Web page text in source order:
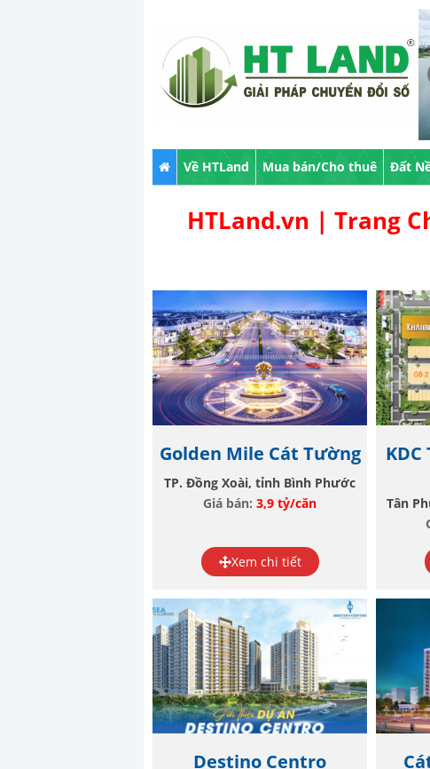
Về HTLand Mua bán/Cho thuê Đất
HTLand.vn | Trang
Golden Mile Cát Tường
TP. Đồng Xoài, tỉnh Bình Phước
Giá bán: 3,9 tỷ/căn
Xem chi tiết
Tân
Destino Centro